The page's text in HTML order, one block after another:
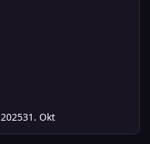
31. Okt